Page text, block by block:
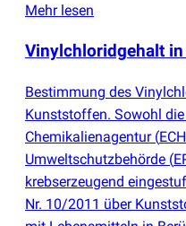
Mehr lesen
Vinylchloridgehalt
Bestimmung des
Kunststoffen. Sowohl
Chemikalienagentur (
Umweltschutzbehörde (
krebserzeugend
Nr. 10/2011 über